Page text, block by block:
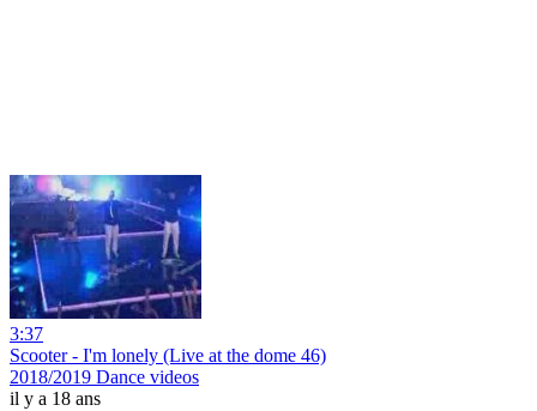
3:37
Scooter - I'm lonely (Live at the dome 46)
2018/2019 Dance videos
il y a 18 ans